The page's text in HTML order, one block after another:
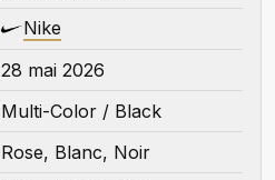
Nike
28 mai 2026
Multi-Color / Black
Rose, Blanc, Noir